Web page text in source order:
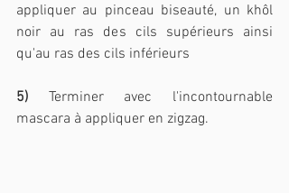
appliquer au pinceau biseauté, un khôl
noir au ras des cils supérieurs ainsi
qu'au ras des cils inférieurs
5) Terminer avec l'incontournable
mascara à appliquer en zigzag.